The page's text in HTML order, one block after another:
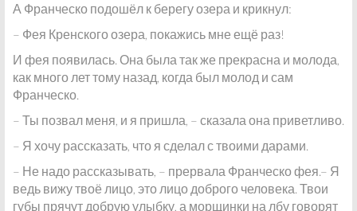
А Франческо подошёл к берегу озера и крикнул:
– Фея Кренского озера, покажись мне ещё раз!
И фея появилась. Она была так же прекрасна и молода,
как много лет тому назад, когда был молод и сам
Франческо.
– Ты позвал меня, и я пришла, – сказала она приветливо.
– Я хочу рассказать, что я сделал с твоими дарами.
– Не надо рассказывать, – прервала Франческо фея.– Я
ведь вижу твоё лицо, это лицо доброго человека. Твои
губы прячут добрую улыбку, а морщинки на лбу говорят